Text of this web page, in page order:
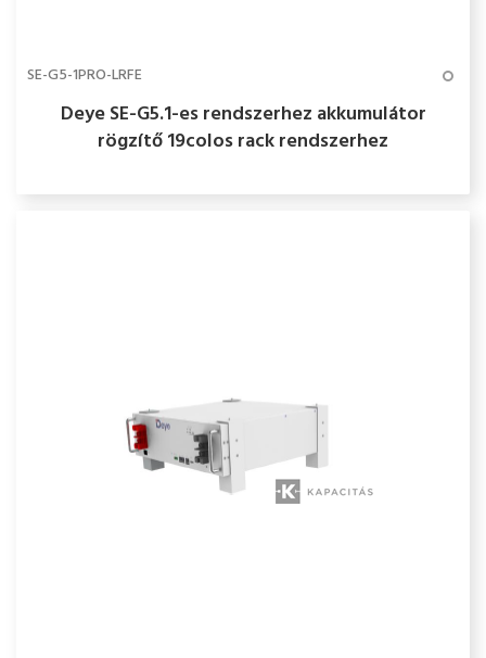
SE-G5-1PRO-LRFE
Deye SE-G5.1-es rendszerhez akkumulátor
rögzítő 19colos rack rendszerhez